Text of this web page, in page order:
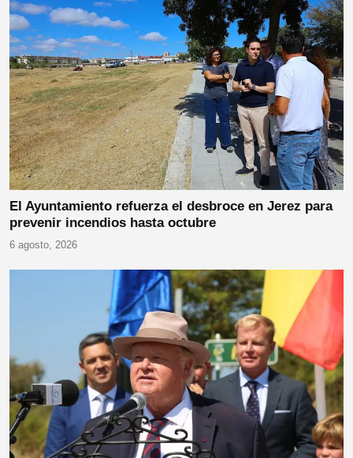
El Ayuntamiento refuerza el desbroce en Jerez para
prevenir incendios hasta octubre
6 agosto, 2026